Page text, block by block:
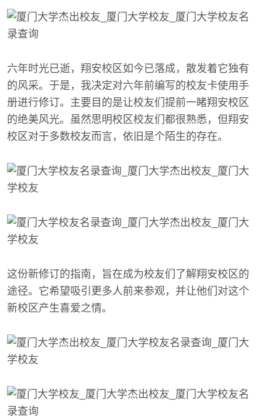
六年时光已逝，翔安校区如今已落成，散发着它独有
的风采。于是，我决定对六年前编写的校友卡使用手
册进行修订。主要目的是让校友们提前一睹翔安校区
的绝美风光。虽然思明校区校友们都很熟悉，但翔安
校区对于多数校友而言，依旧是个陌生的存在。
这份新修订的指南，旨在成为校友们了解翔安校区的
途径。它希望吸引更多人前来参观，并让他们对这个
新校区产生喜爱之情。